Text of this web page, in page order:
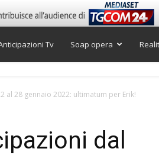
Tv Soap opera
al 28 gennaio 2022: ultimatum per Erik!
dal